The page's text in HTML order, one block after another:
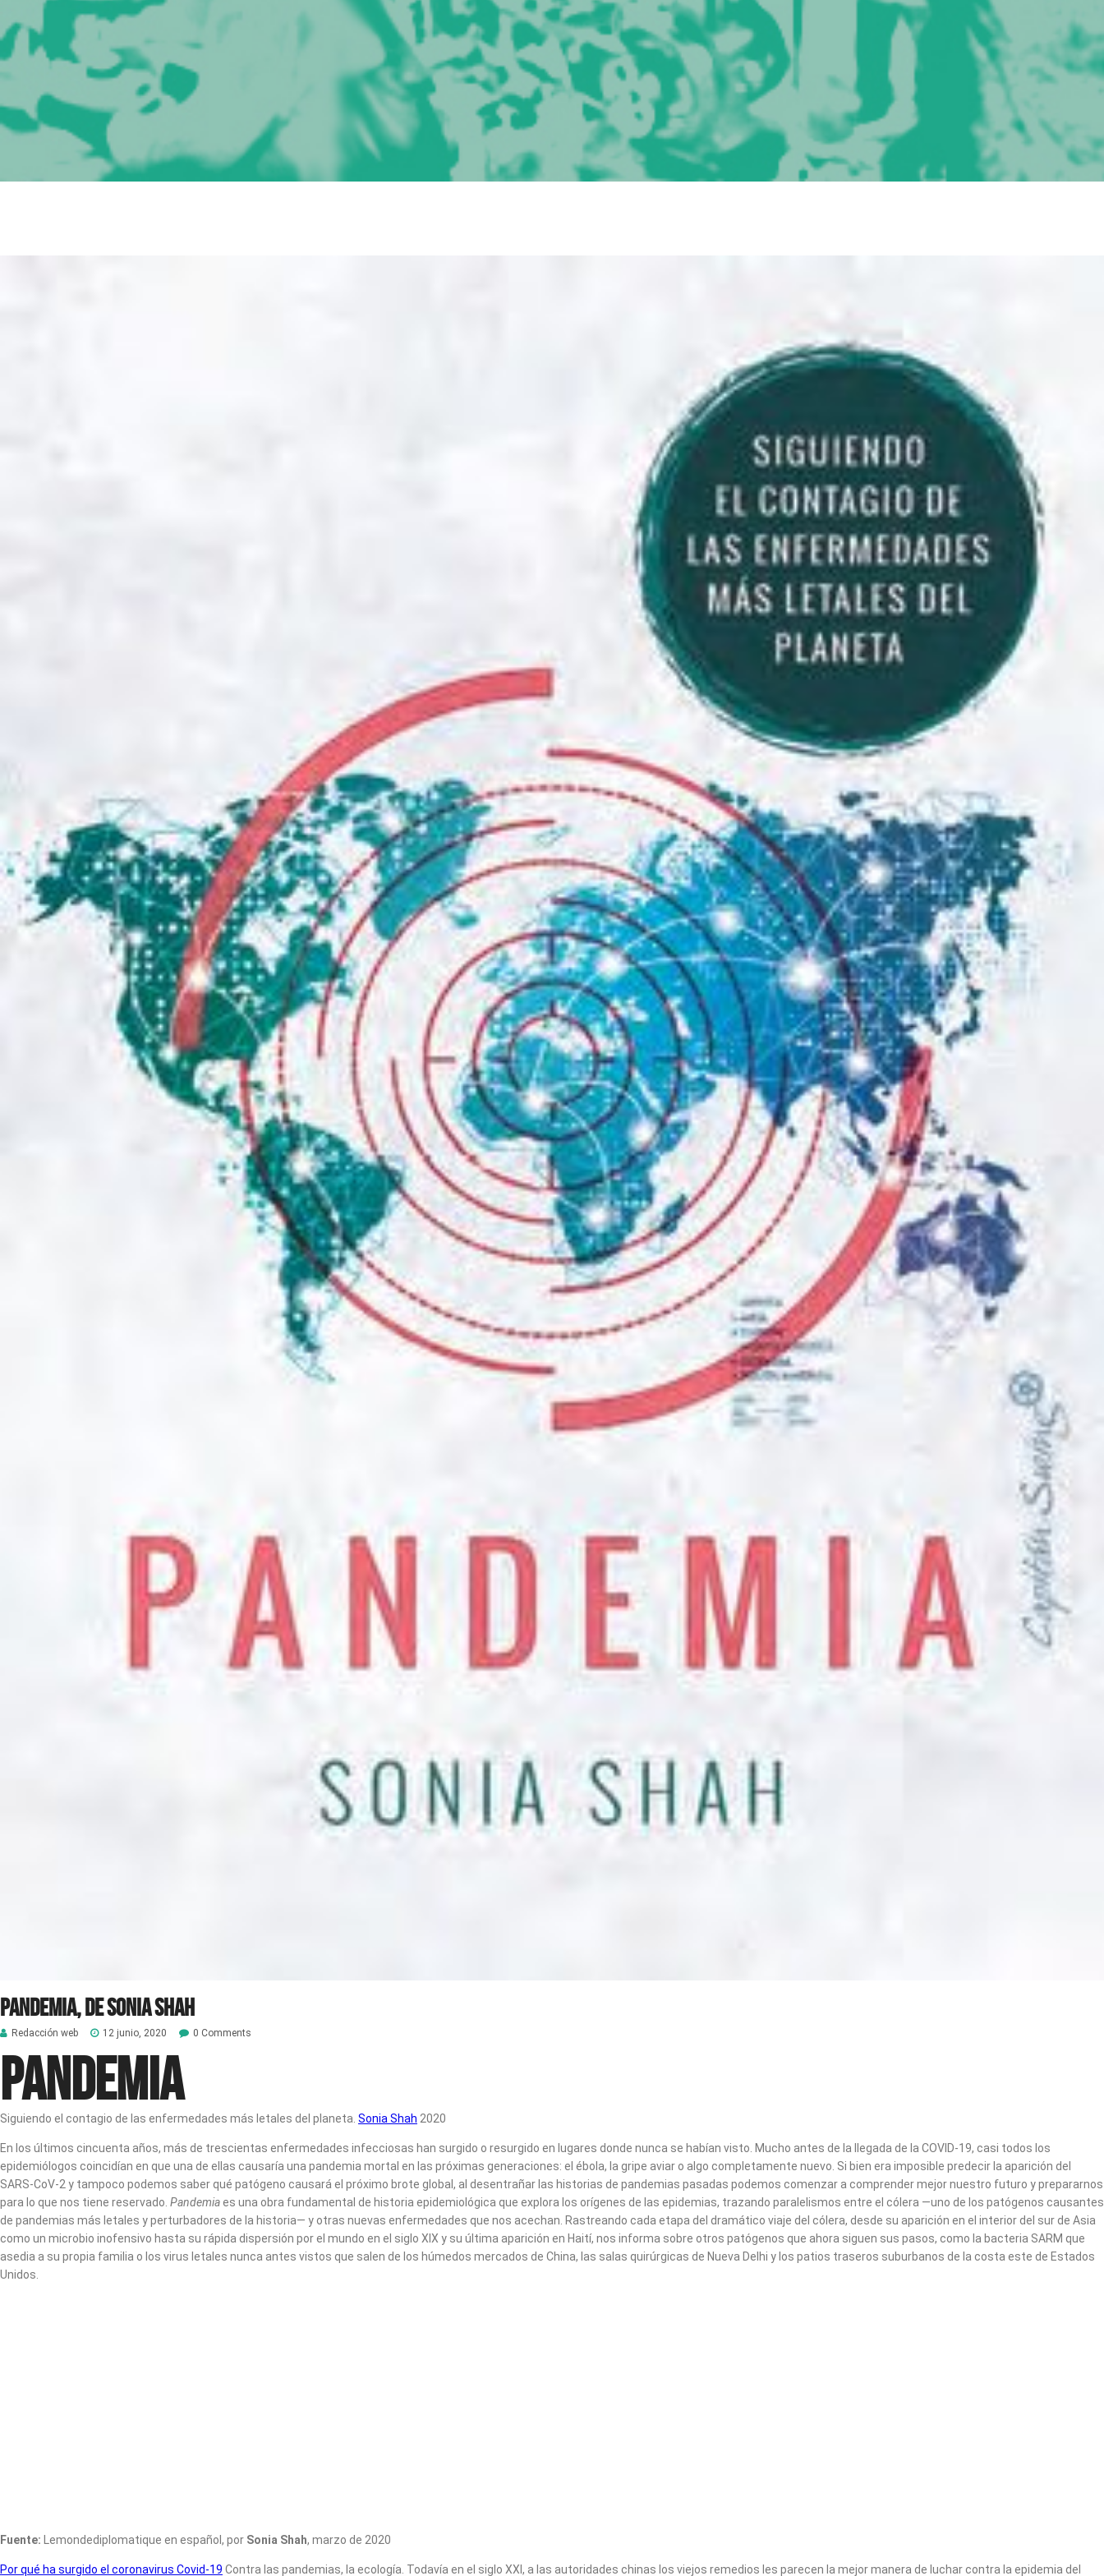
Pandemia, de Sonia Shah
Redacción web 12 junio, 2020 0 Comments
Pandemia
Siguiendo el contagio de las enfermedades más letales del planeta. Sonia Shah 2020
En los últimos cincuenta años, más de trescientas enfermedades infecciosas han surgido o resurgido en lugares donde nunca se habían visto. Mucho antes de la llegada de la COVID-19, casi todos los
epidemiólogos coincidían en que una de ellas causaría una pandemia mortal en las próximas generaciones: el ébola, la gripe aviar o algo completamente nuevo. Si bien era imposible predecir la aparición del
SARS-CoV-2 y tampoco podemos saber qué patógeno causará el próximo brote global, al desentrañar las historias de pandemias pasadas podemos comenzar a comprender mejor nuestro futuro y prepararnos
para lo que nos tiene reservado. Pandemiaes una obra fundamental de historia epidemiológica que explora los orígenes de las epidemias, trazando paralelismos entre el cólera —uno de los patógenos causantes
de pandemias más letales y perturbadores de la historia— y otras nuevas enfermedades que nos acechan. Rastreando cada etapa del dramático viaje del cólera, desde su aparición en el interior del sur de Asia
como un microbio inofensivo hasta su rápida dispersión por el mundo en el siglo XIX y su última aparición en Haití, nos informa sobre otros patógenos que ahora siguen sus pasos, como la bacteria SARM que
asedia a su propia familia o los virus letales nunca antes vistos que salen de los húmedos mercados de China, las salas quirúrgicas de Nueva Delhi y los patios traseros suburbanos de la costa este de Estados
Unidos.
Fuente: Lemondediplomatique en español, por Sonia Shah, marzo de 2020
Por qué ha surgido el coronavirus Covid-19 Contra las pandemias, la ecología. Todavía en el siglo XXI , a las autoridades chinas los viejos remedios les parecen la mejor manera de luchar contra la epidemia del